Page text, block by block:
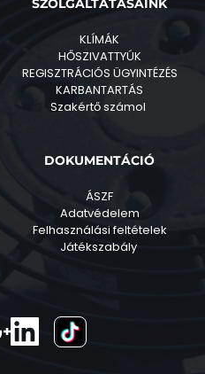
SZOLGÁLTATÁSAINK
KLÍMÁK
HŐSZIVATTYÚK
REGISZTRÁCIÓS ÜGYINTÉZÉS
KARBANTARTÁS
Szakértő számol
DOKUMENTÁCIÓ
ÁSZF
Adatvédelem
Felhasználási feltételek
Játékszabály